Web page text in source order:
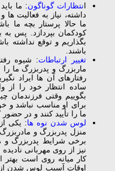
نتظارات گوناگون: ما
داشته، نیاز به فعالیت ها
ما حالا پرستار بچه ما
کودکمان بپردازد. پس به
بگذاریم و توقع نداشته
باشند.
تغییر ارتباطات: شیوه
ماربزرگ و پدربزرگ ما
رفتارهای آن ها ایراد
ساده انتظار خود را از
بگوییم وقتی
برای او مناسب نباشد و
ما را تأیید کنند و در
لوس شدن نوه ها: یکی
منزل پدربزرگ و
برخی شرایط پدربزرگ و
نیز از روی مهربانی
کار میانه روی است بهتر
اوقات آسیب لوس شدن از